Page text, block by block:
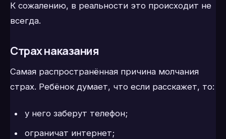
К сожалению, в реальности это происходит не
всегда.
Страх наказания
Самая распространённая причина молчания
страх. Ребёнок думает, что если расскажет, то:
у него заберут телефон;
ограничат интернет;